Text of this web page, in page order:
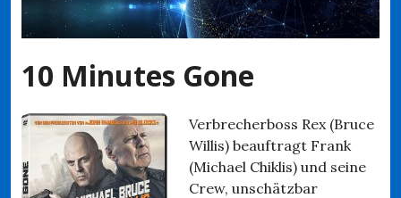
10 Minutes Gone
Verbrecherboss Rex (Bruce
Willis) beauftragt Frank
(Michael Chiklis) und seine
Crew, unschätzbar